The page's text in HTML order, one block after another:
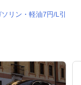
リン・軽油7円/L引